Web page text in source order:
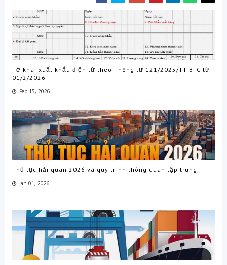
Tờ khai xuất khẩu điện tử theo Thông tư 121/2025/TT-BTC từ
01/2/2026
Feb 15, 2026
Thủ tục hải quan 2026 và quy trình thông quan tập trung
Jan 01, 2026